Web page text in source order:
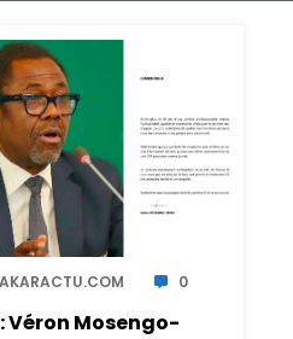
0
: Véron Mosengo-